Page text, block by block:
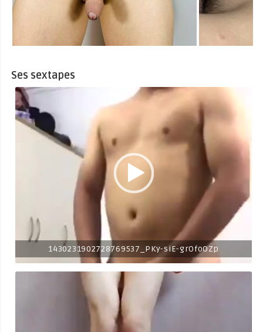
Ses sextapes
1430231902728769537_PKy-siE-grOfoOZp